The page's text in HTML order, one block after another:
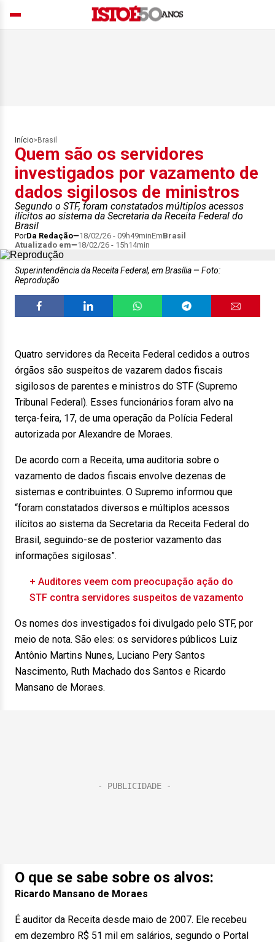
Início> Brasil
Quem são os servidores
investigados por vazamento de
dados sigilosos de ministros
Segundo o STF, foram constatados múltiplos acessos
ilícitos ao sistema da Secretaria da Receita Federal do
Brasil
PorDa Redação 18/02/26 - 09h49minEmBrasil
Atualizado em
18/02/26 - 15h14min
Superintendência da Receita Federal, em Brasília
Foto:
Reprodução
Quatro servidores da Receita Federal cedidos a outros
órgãos são suspeitos de vazarem dados fiscais
sigilosos de parentes e ministros do STF (Supremo
Tribunal Federal). Esses funcionários foram alvo na
terça-feira, 17, de uma operação da Polícia Federal
autorizada por Alexandre de Moraes.
De acordo com a Receita, uma auditoria sobre o
vazamento de dados fiscais envolve dezenas de
sistemas e contribuintes. O Supremo informou que
“foram constatados diversos e múltiplos acessos
ilícitos ao sistema da Secretaria da Receita Federal do
Brasil, seguindo-se de posterior vazamento das
informações sigilosas”.
+ Auditores veem com preocupação ação do
STF contra servidores suspeitos de vazamento
Os nomes dos investigados foi divulgado pelo STF, por
meio de nota. São eles: os servidores públicos Luiz
Antônio Martins Nunes, Luciano Pery Santos
Nascimento, Ruth Machado dos Santos e Ricardo
Mansano de Moraes.
O que se sabe sobre os alvos:
Ricardo Mansano de Moraes
É auditor da Receita desde maio de 2007. Ele recebeu
em dezembro R$ 51 mil em salários, segundo o Portal